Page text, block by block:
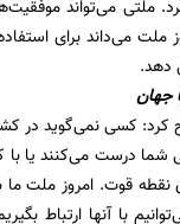
ملتی می‌تواند
می‌داند برای
دهد.
جهان
کرد: کسی نمی‌گوید در
شما درست می‌کنند یا با